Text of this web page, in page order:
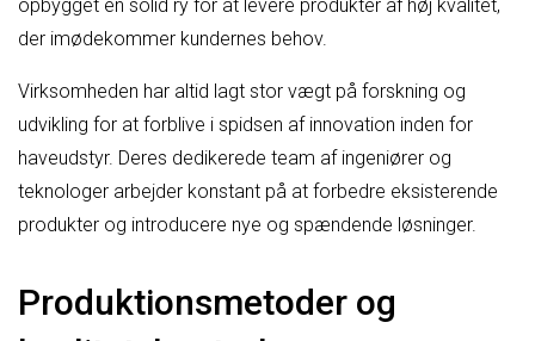
opbygget en solid ry for at levere produkter af høj kvalitet,
der imødekommer kundernes behov.
Virksomheden har altid lagt stor vægt på forskning og
udvikling for at forblive i spidsen af innovation inden for
haveudstyr. Deres dedikerede team af ingeniører og
teknologer arbejder konstant på at forbedre eksisterende
produkter og introducere nye og spændende løsninger.
Produktionsmetoder og